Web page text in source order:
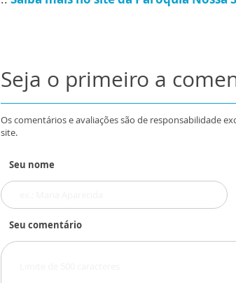
Seja o primeiro a
Os comentários e avaliações são de responsabilidade
site.
Seu nome
Seu comentário